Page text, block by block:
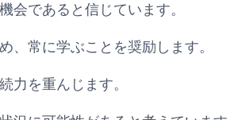
会であると信じています。
、常に学ぶことを奨励します。
力を重んじます。